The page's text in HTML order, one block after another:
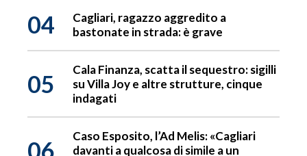
04
Cagliari, ragazzo aggredito a
bastonate in strada: è grave
05
Cala Finanza, scatta il sequestro: sigilli
su Villa Joy e altre strutture, cinque
indagati
06
Caso Esposito, l’Ad Melis: «Cagliari
davanti a qualcosa di simile a un